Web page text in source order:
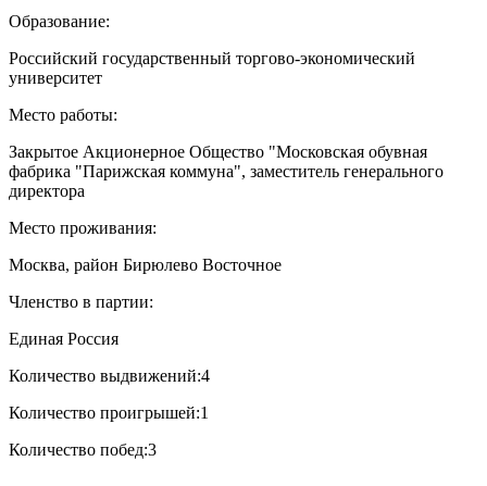
Образование:
Российский государственный торгово-экономический
университет
Место работы:
Закрытое Акционерное Общество "Московская обувная
фабрика "Парижская коммуна", заместитель генерального
директора
Место проживания:
Москва, район Бирюлево Восточное
Членство в партии:
Единая Россия
Количество выдвижений:4
Количество проигрышей:1
Количество побед:3